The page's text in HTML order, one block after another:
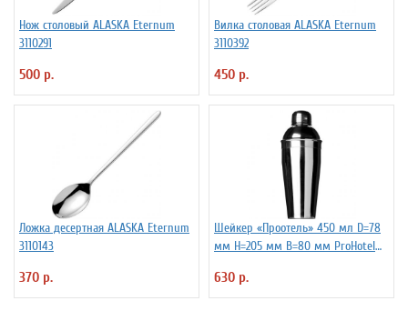
Нож столовый ALASKA Eternum
3110291
500 р.
Вилка столовая ALASKA Eternum
3110392
450 р.
Ложка десертная ALASKA Eternum
3110143
370 р.
Шейкер «Проотель» 450 мл D=78
мм H=205 мм B=80 мм ProHotel
630 р.